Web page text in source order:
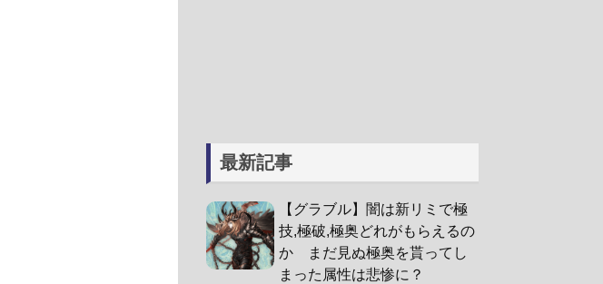
最新記事
【グラブル】闇は新リミで極
技,極破,極奥どれがもらえるの
か まだ見ぬ極奥を貰ってし
まった属性は悲惨に？